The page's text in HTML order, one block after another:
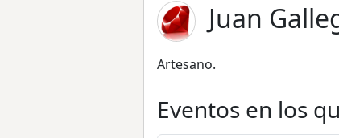
Juan
Artesano.
Eventos en los